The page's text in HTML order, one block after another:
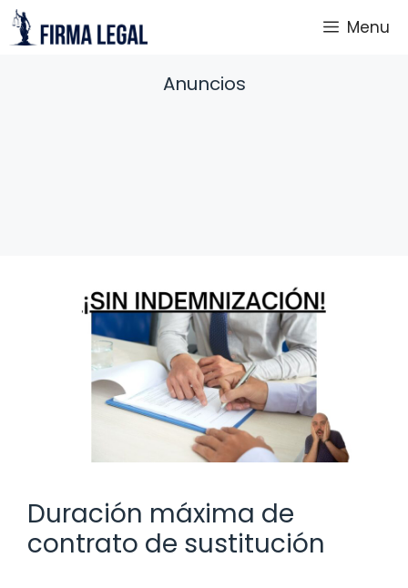
Saltar
al
Menu
Anuncios
Duración máxima de
contrato de sustitución